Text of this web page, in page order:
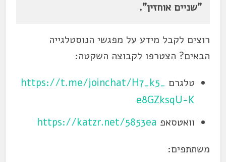
"שניים אוחזין".
רוצים לקבל מידע על מפגשי הנוסטלגייה
הבאים? הצטרפו לקבוצה השקטה:
טלגרם https://t.me/joinchat/H7_k5_
e8GZksqU-K
וואטסאפ https://katzr.net/5853ea
משתתפים: